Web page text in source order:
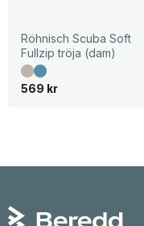
Röhnisch Scuba Soft
Fullzip tröja (dam)
569 kr